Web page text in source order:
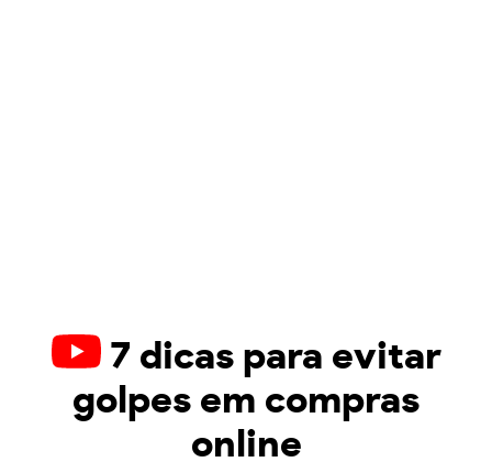
7 dicas para evitar
golpes em compras
online